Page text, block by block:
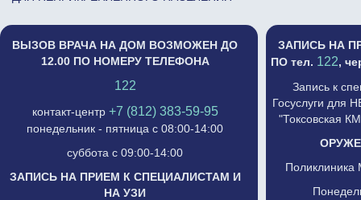
ВЫЗОВ ВРАЧА НА ДОМ ВОЗМОЖЕН ДО
12.00 ПО НОМЕРУ ТЕЛЕФОНА
122
контакт-центр +7 (812) 383-59-95
понедельник - пятница с 08:00-14:00
суббота с 09:00-14:00
ЗАПИСЬ НА ПРИЕМ К СПЕЦИАЛИСТАМ И
НА УЗИ
ЗАПИСЬ НА
ПО тел. 122,
Запись к
Госуслуги для
"Токсовская
Поликлиника